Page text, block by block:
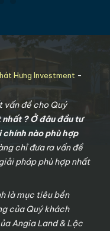
Hưng Investment -
vấn đề cho Quý
? Ở đâu đầu tư
nào phù hợp
chỉ đưa ra vấn đề
pháp phù hợp nhất
là mục tiêu bền
của Quý khách
Angia Land & Lộc